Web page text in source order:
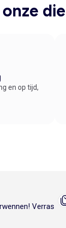
en op tijd,
Verras